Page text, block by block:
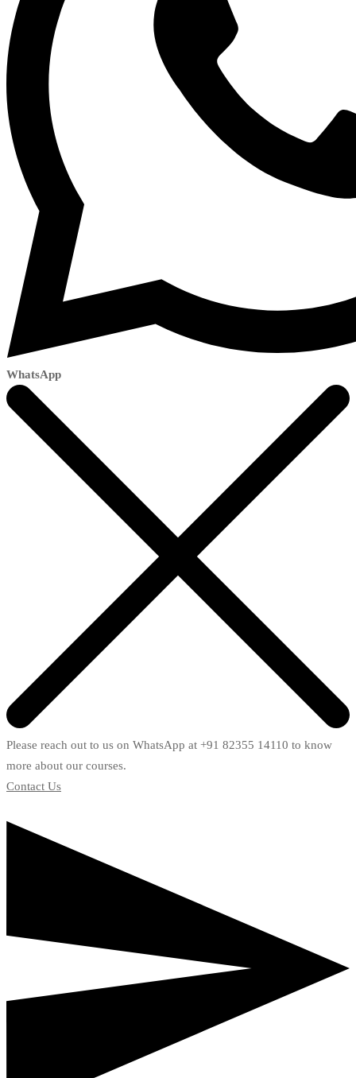
WhatsApp
Please reach out to us on WhatsApp at +91 82355 14110 to know
more about our courses.
Contact Us